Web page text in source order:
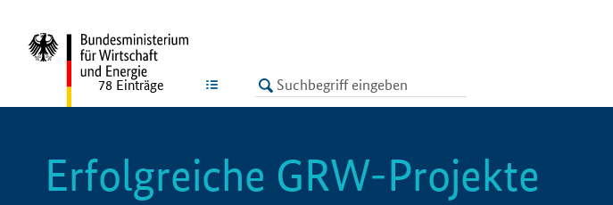
LISTE
78 Einträge
Erfolgreiche GRW-Projekte